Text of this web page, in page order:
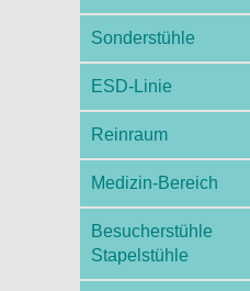
Sonderstühle
ESD-Linie
Reinraum
Medizin-Bereich
Besucherstühle
Stapelstühle